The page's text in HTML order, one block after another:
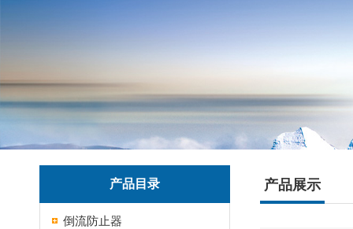
产品目录
倒流防止器
产品展示